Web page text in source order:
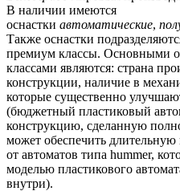
В наличии имеются
оснастки автоматические,
Также оснастки
премиум классы. Основными
классами являются: страна
конструкции, наличие в
которые существенно
(бюджетный пластиковый
конструкцию, сделанную
может обеспечить
от автоматов типа hummer,
моделью пластикового
внутри).